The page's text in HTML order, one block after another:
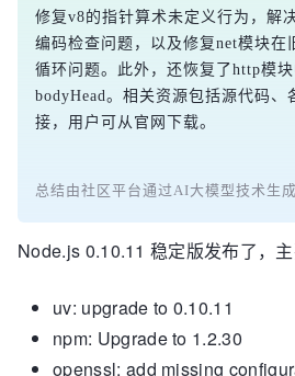
修复v8的指针算术未定义行为，解
编码检查问题，以及修复net模块
循环问题。此外，还恢复了http模块
bodyHead。相关资源包括源代码、
接，用户可从官网下载。
总结由社区平台通过AI大模型技术生成
Node.js 0.10.11 稳定版发布了，主
uv: upgrade to 0.10.11
npm: Upgrade to 1.2.30
openssl: add missing